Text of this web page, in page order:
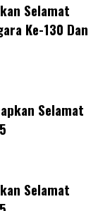
Selamat
Ke-130 Dan
Selamat
Selamat